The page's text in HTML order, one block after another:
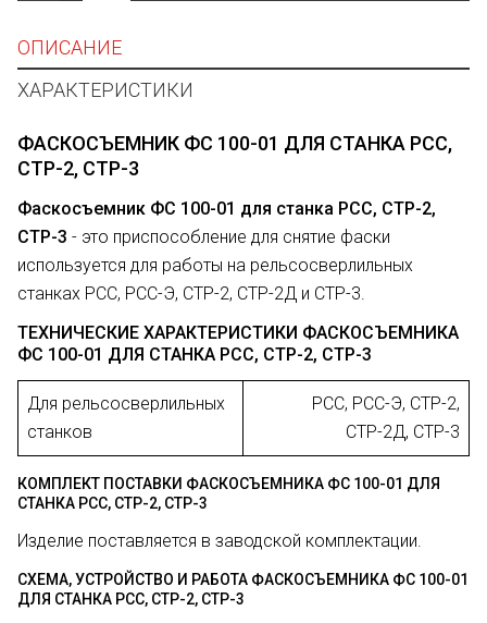
ОПИСАНИЕ
ХАРАКТЕРИСТИКИ
ФАСКОСЪЕМНИК ФС 100-01 ДЛЯ СТАНКА РСС,
СТР-2, СТР-3
Фаскосъемник ФС 100-01 для станка РСС, СТР-2,
СТР-3 - это приспособление для снятие фаски
используется для работы на рельсосверлильных
станках РСС, РСС-Э, СТР-2, СТР-2Д и СТР-3.
ТЕХНИЧЕСКИЕ ХАРАКТЕРИСТИКИ ФАСКОСЪЕМНИКА
ФС 100-01 ДЛЯ СТАНКА РСС, СТР-2, СТР-3
Для рельсосверлильных
станков
РСС, РСС-Э, СТР-2,
СТР-2Д, СТР-3
КОМПЛЕКТ ПОСТАВКИ ФАСКОСЪЕМНИКА ФС 100-01 ДЛЯ
СТАНКА РСС, СТР-2, СТР-3
Изделие поставляется в заводской комплектации.
СХЕМА, УСТРОЙСТВО И РАБОТА ФАСКОСЪЕМНИКА ФС 100-01
ДЛЯ СТАНКА РСС, СТР-2, СТР-3